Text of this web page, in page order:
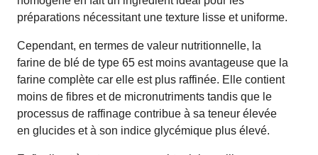
préparations nécessitant une texture lisse et uniforme.
Cependant, en termes de valeur nutritionnelle, la
farine de blé de type 65 est moins avantageuse que la
farine complète car elle est plus raffinée. Elle contient
moins de fibres et de micronutriments tandis que le
processus de raffinage contribue à sa teneur élevée
en glucides et à son indice glycémique plus élevé.